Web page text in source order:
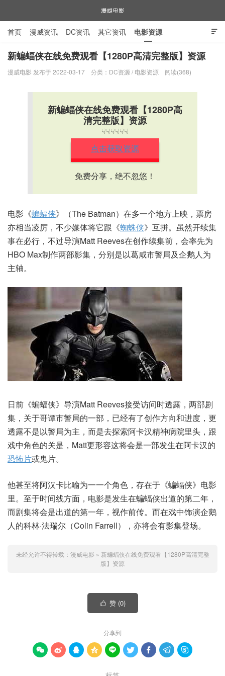

首页 漫威资讯 DC资讯 其它资讯 电影资源
电视剧资源 漫威图片
新蝙蝠侠在线免费观看【1280P高清完整版】资源
漫威电影 发布于 2022-03-17 分类： DC资源 / 电影资源 阅读(368)
新蝙蝠侠在线免费观看【1280P高
清完整版】资源
☟☟☟☟☟☟
点击获取资源
免费分享，绝不忽悠！
电影《蝙蝠侠》（The Batman）在多一个地方上映，票房
亦相当凌厉，不少媒体将它跟《蜘蛛侠》互拼。虽然开续集
事在必行，不过导演Matt Reeves在创作续集前，会率先为
HBO Max制作两部影集，分别是以葛咸市警局及企鹅人为
主轴。
日前《蝙蝠侠》导演Matt Reeves接受访问时透露，两部剧
集，关于哥谭市警局的一部，已经有了创作方向和进度，更
透露不是以警局为主，而是去探索阿卡汉精神病院里头，跟
戏中角色的关是，Matt更形容这将会是一部发生在阿卡汉的
恐怖片或鬼片。
他甚至将阿汉卡比喻为一一个角色，存在于《蝙蝠侠》电影
里。至于时间线方面，电影是发生在蝙蝠侠出道的第二年，
而剧集将会是出道的第一年，视作前传。而在戏中饰演企鹅
人的科林·法瑞尔（Colin Farrell），亦将会有影集登场。
未经允许不得转载： 漫威电影 » 新蝙蝠侠在线免费观看【1280P高清完整
版】资源
 赞 (0)
分享到
        